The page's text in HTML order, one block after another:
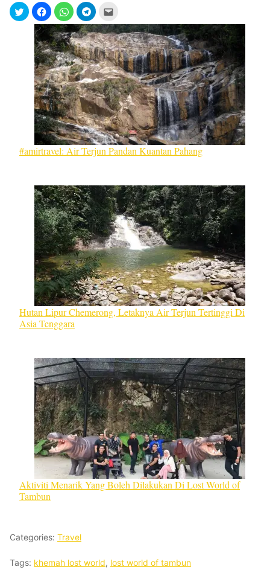
#amirtravel: Air Terjun Pandan Kuantan Pahang
Hutan Lipur Chemerong, Letaknya Air Terjun Tertinggi Di
Asia Tenggara
Aktiviti Menarik Yang Boleh Dilakukan Di Lost World of
Tambun
Categories: Travel
Tags: khemah lost world, lost world of tambun